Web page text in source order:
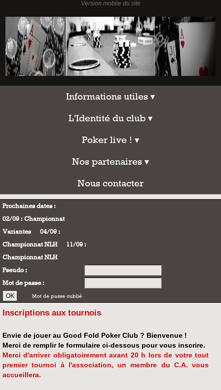
Informations utiles
Informations utiles ▾
L'Identité du club
L'Identité du club ▾
Poker live !
Poker live ! ▾
Nos partenaires
Nos partenaires ▾
Nous contacter
Nous contacter
Prochaines dates :
02/09 : Championnat
Variantes 04/09 :
Championnat NLH
11/09 :
Championnat NLH
Pseudo :
Mot de passe :
Mot de passe oublié
Inscriptions aux tournois
Envie de jouer au Good Fold Poker Club ? Bienvenue !
Merci de remplir le formulaire ci-dessous pour vous inscrire.
Merci d'arriver obligatoirement avant 20 h lors de votre tout
premier tournoi à l'association, un membre du C.A. vous
accueillera.